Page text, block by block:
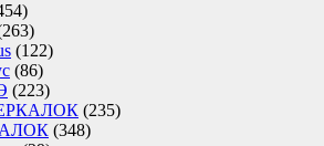
(122)
(86)
(223)
(235)
(348)